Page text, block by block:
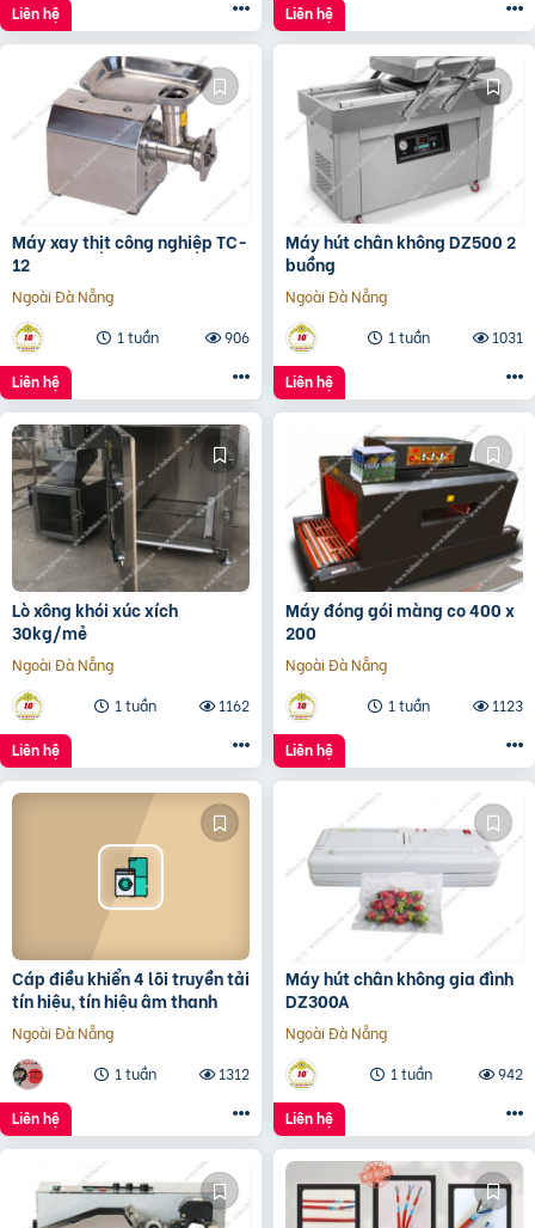
Liên hệ Liên hệ
Máy xay thịt công nghiệp TC-
12
Ngoài Đà Nẵng
1 tuần
906
Liên hệ
Máy hút chân không DZ500 2
buồng
Ngoài Đà Nẵng
1 tuần
1031
Liên hệ
Lò xông khói xúc xích
30kg/mẻ
Ngoài Đà Nẵng
1 tuần
1162
Liên hệ
Máy đóng gói màng co 400 x
200
Ngoài Đà Nẵng
1 tuần
1123
Liên hệ
Cáp điều khiển 4 lõi truyền tải
tín hiệu, tín hiệu âm thanh
Ngoài Đà Nẵng
1 tuần
1312
Liên hệ
Máy hút chân không gia đình
DZ300A
Ngoài Đà Nẵng
1 tuần
942
Liên hệ